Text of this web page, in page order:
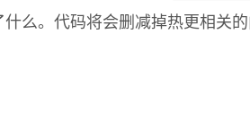
么。代码将会删减掉热更相关